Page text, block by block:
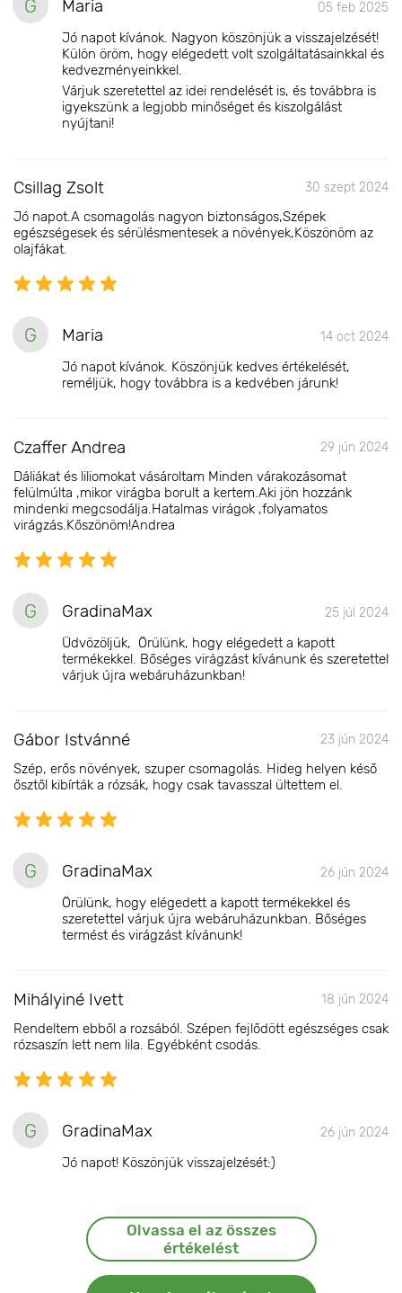
G Maria 05 feb 2025
Jó napot kívánok. Nagyon köszönjük a visszajelzését!
Külön öröm, hogy elégedett volt szolgáltatásainkkal és
kedvezményeinkkel.
Várjuk szeretettel az idei rendelését is, és továbbra is
igyekszünk a legjobb minőséget és kiszolgálást
nyújtani!
Csillag Zsolt 30 szept 2024
Jó napot.A csomagolás nagyon biztonságos,Szépek
egészségesek és sérülésmentesek a növények,Köszönöm az
olajfákat.
G Maria 14 oct 2024
Jó napot kívánok. Köszönjük kedves értékelését,
reméljük, hogy továbbra is a kedvében járunk!
Czaffer Andrea 29 jún 2024
Dáliákat és liliomokat vásároltam Minden várakozásomat
felülmúlta ,mikor virágba borult a kertem.Aki jön hozzánk
mindenki megcsodálja.Hatalmas virágok ,folyamatos
virágzás.Kőszönöm!Andrea
G GradinaMax 25 júl 2024
Üdvözöljük, Örülünk, hogy elégedett a kapott
termékekkel. Bőséges virágzást kívánunk és szeretettel
várjuk újra webáruházunkban!
Gábor Istvánné 23 jún 2024
Szép, erős növények, szuper csomagolás. Hideg helyen késő
ősztől kibírták a rózsák, hogy csak tavasszal ültettem el.
G GradinaMax 26 jún 2024
Örülünk, hogy elégedett a kapott termékekkel és
szeretettel várjuk újra webáruházunkban. Bőséges
termést és virágzást kívánunk!
Mihályiné Ivett 18 jún 2024
Rendeltem ebből a rozsából. Szépen fejlődött egészséges csak
rózsaszín lett nem lila. Egyébként csodás.
G GradinaMax 26 jún 2024
Jó napot! Köszönjük visszajelzését:)
Olvassa el az összes
értékelést